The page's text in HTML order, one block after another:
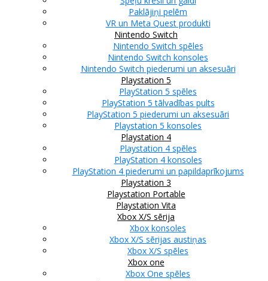
Paklājiņi pelēm
VR un Meta Quest produkti
Nintendo Switch
Nintendo Switch spēles
Nintendo Switch konsoles
Nintendo Switch piederumi un aksesuāri
Playstation 5
PlayStation 5 spēles
PlayStation 5 tālvadības pults
PlayStation 5 piederumi un aksesuāri
Playstation 5 konsoles
Playstation 4
Playstation 4 spēles
PlayStation 4 konsoles
PlayStation 4 piederumi un papildaprīkojums
Playstation 3
Playstation Portable
Playstation Vita
Xbox X/S sērija
Xbox konsoles
Xbox X/S sērijas austiņas
Xbox X/S spēles
Xbox one
Xbox One spēles